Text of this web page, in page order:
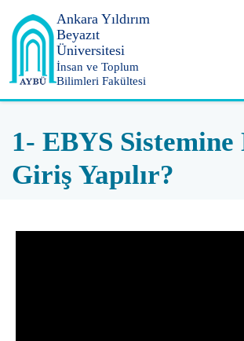
Ankara Yıldırım
Beyazıt
Üniversitesi
İnsan ve Toplum
Bilimleri Fakültesi
1- EBYS Sistemine
Giriş Yapılır?